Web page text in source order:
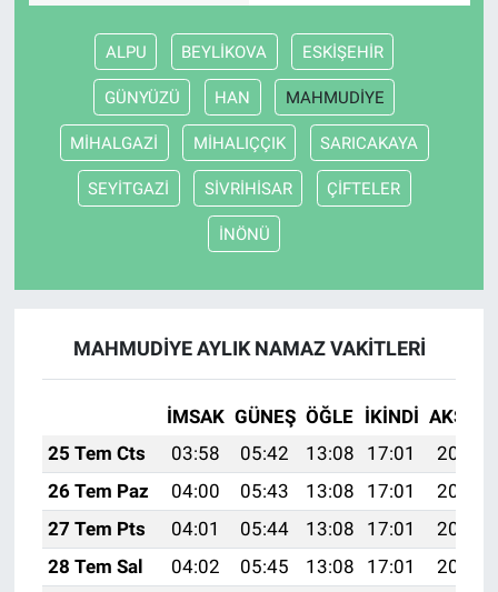
ALPU BEYLİKOVA ESKİŞEHİR
GÜNYÜZÜ HAN MAHMUDİYE
MİHALGAZİ MİHALIÇÇIK SARICAKAYA
SEYİTGAZİ SİVRİHİSAR ÇİFTELER
İNÖNÜ
MAHMUDİYE AYLIK NAMAZ VAKITLERI
İMSAK GÜNEŞ ÖĞLE İKINDI AKŞAM
25 Tem Cts
03:58 05:42 13:08 17:01
20:23
26 Tem Paz
04:00 05:43 13:08 17:01
20:22
27 Tem Pts
04:01 05:44 13:08 17:01
20:21
28 Tem Sal
04:02 05:45 13:08 17:01
20:20